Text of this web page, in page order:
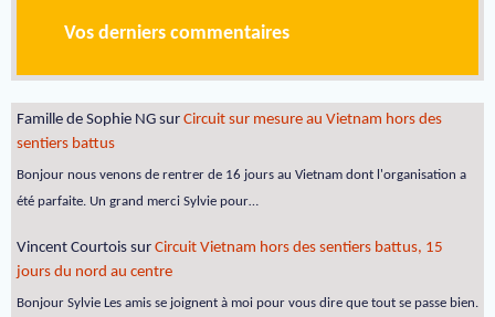
Vos derniers commentaires
Famille de Sophie NG sur Circuit sur mesure au Vietnam hors des
sentiers battus
Bonjour nous venons de rentrer de 16 jours au Vietnam dont l'organisation a
été parfaite. Un grand merci Sylvie pour…
Vincent Courtois sur Circuit Vietnam hors des sentiers battus, 15
jours du nord au centre
Bonjour Sylvie Les amis se joignent à moi pour vous dire que tout se passe bien.